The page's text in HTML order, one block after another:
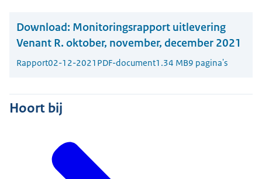
Download: Monitoringsrapport uitlevering
Venant R. oktober, november, december 2021
Rapport02-12-2021 PDF-document1.34 MB9 pagina's
Hoort bij